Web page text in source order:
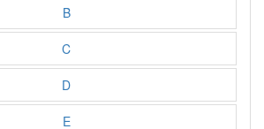
B
C
D
E